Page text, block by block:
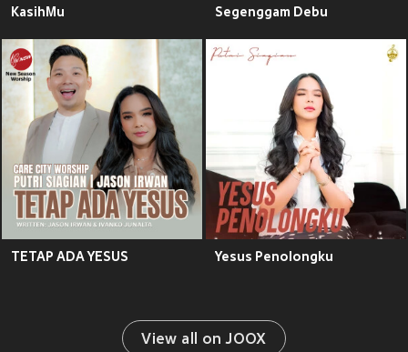
KasihMu Segenggam Debu
TETAP ADA YESUS Yesus Penolongku
View all on JOOX